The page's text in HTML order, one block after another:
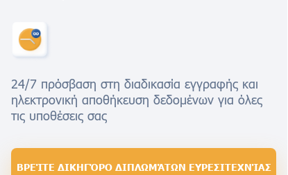
24/7 πρόσβαση στη διαδικασία εγγραφής και
ηλεκτρονική αποθήκευση δεδομένων για όλες
τις υποθέσεις σας
ΒΡΕΊΤΕ ΔΙΚΗΓΌΡΟ ΔΙΠΛΩΜΆΤΩΝ ΕΥΡΕΣΙΤΕΧΝΊΑΣ